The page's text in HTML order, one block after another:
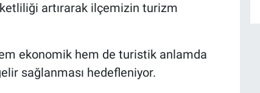
artırarak ilçemizin turizm
ekonomik hem de turistik anlamda
sağlanması hedefleniyor.